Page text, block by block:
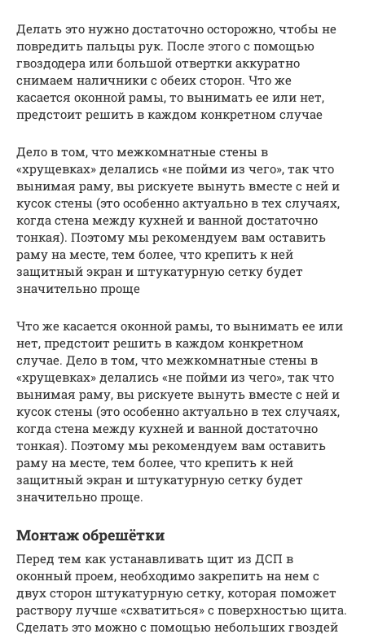
Делать это нужно достаточно осторожно, чтобы не
повредить пальцы рук. После этого с помощью
гвоздодера или большой отвертки аккуратно
снимаем наличники с обеих сторон. Что же
касается оконной рамы, то вынимать ее или нет,
предстоит решить в каждом конкретном случае
Дело в том, что межкомнатные стены в
«хрущевках» делались «не пойми из чего», так что
вынимая раму, вы рискуете вынуть вместе с ней и
кусок стены (это особенно актуально в тех случаях,
когда стена между кухней и ванной достаточно
тонкая). Поэтому мы рекомендуем вам оставить
раму на месте, тем более, что крепить к ней
защитный экран и штукатурную сетку будет
значительно проще
Что же касается оконной рамы, то вынимать ее или
нет, предстоит решить в каждом конкретном
случае. Дело в том, что межкомнатные стены в
«хрущевках» делались «не пойми из чего», так что
вынимая раму, вы рискуете вынуть вместе с ней и
кусок стены (это особенно актуально в тех случаях,
когда стена между кухней и ванной достаточно
тонкая). Поэтому мы рекомендуем вам оставить
раму на месте, тем более, что крепить к ней
защитный экран и штукатурную сетку будет
значительно проще.
Монтаж обрешётки
Перед тем как устанавливать щит из ДСП в
оконный проем, необходимо закрепить на нем с
двух сторон штукатурную сетку, которая поможет
раствору лучше «схватиться» с поверхностью щита.
Сделать это можно с помощью небольших гвоздей